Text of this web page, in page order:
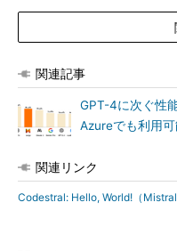
関連記事
GPT-4に次ぐ性
Azureでも利用
関連リンク
Codestral: Hello, World!（Mistral